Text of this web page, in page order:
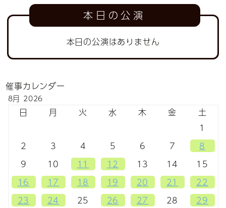
本日の公演
本日の公演はありません
催事カレンダー
8月 2026
日 月 火 水 木 金
土
1
2
3 4 5 6 7
8
9
10 11 12 13 14
15
16
17 18 19 20 21
22
23
24 25 26 27 28
29